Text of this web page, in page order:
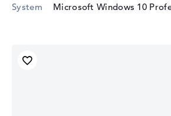
System
Microsoft Windows 10